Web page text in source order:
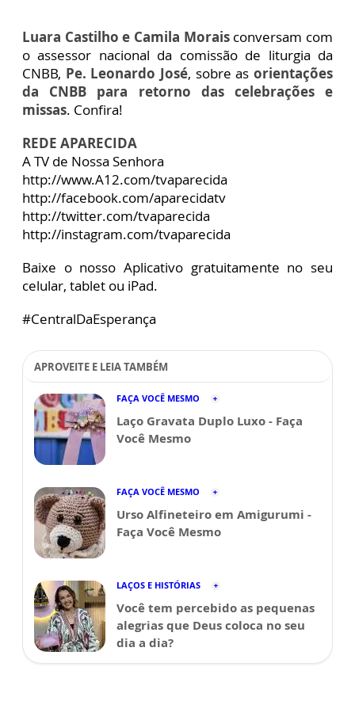
Luara Castilho e Camila Moraisconversam com
o assessor nacional da comissão de liturgia da
CNBB, Pe. Leonardo José, sobre asorientações
da CNBB para retorno das celebrações e
missas. Confira!
REDE APARECIDA
A TV de Nossa Senhora
http://www.A12.com/tvaparecida
http://facebook.com/aparecidatv
http://twitter.com/tvaparecida
http://instagram.com/tvaparecida
Baixe o nosso Aplicativo gratuitamente no seu
celular, tablet ou iPad.
#CentralDaEsperança
APROVEITE E LEIA TAMBÉM
FAÇA VOCÊ MESMO
Laço Gravata Duplo Luxo - Faça
Você Mesmo
FAÇA VOCÊ MESMO
Urso Alfineteiro em Amigurumi -
Faça Você Mesmo
LAÇOS E HISTÓRIAS
Você tem percebido as pequenas
alegrias que Deus coloca no seu
dia a dia?